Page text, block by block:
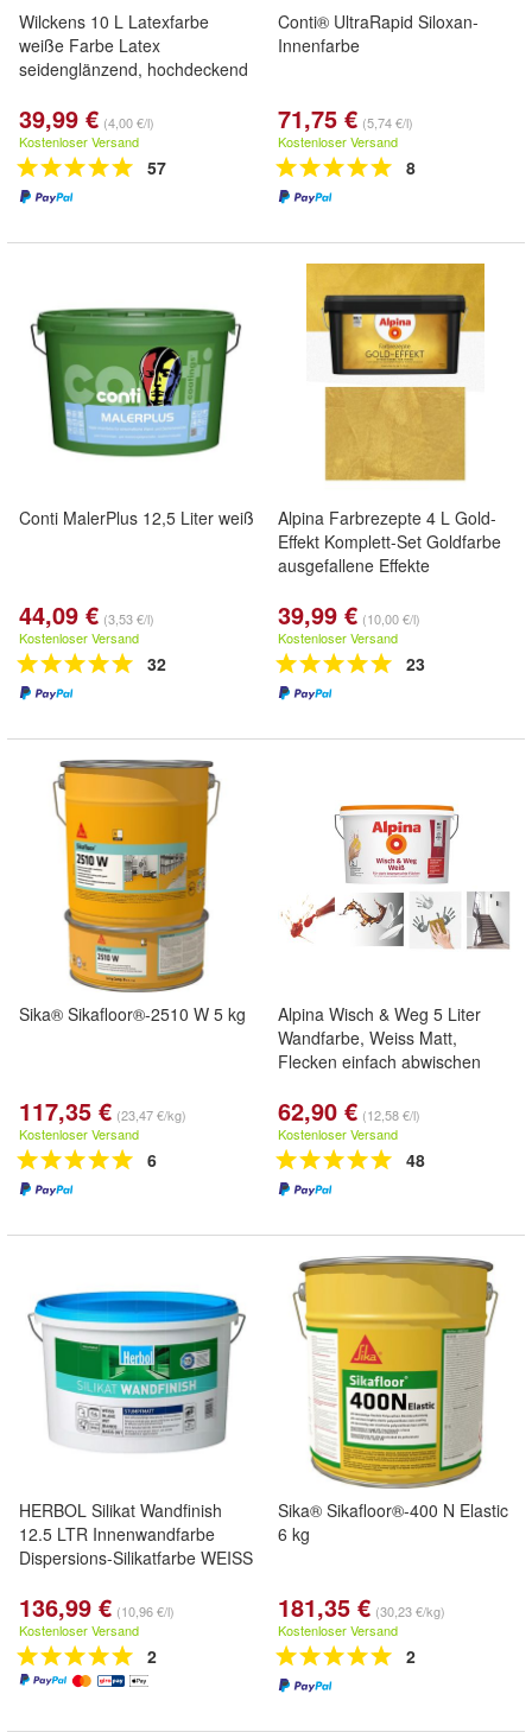
Wilckens 10 L Latexfarbe
weiße Farbe Latex
seidenglänzend, hochdeckend
39,99 € (4,00 €/l)
Kostenloser Versand
57
Conti® UltraRapid Siloxan-
Innenfarbe
71,75 € (5,74 €/l)
Kostenloser Versand
8
Conti MalerPlus 12,5 Liter weiß
44,09 € (3,53 €/l)
Kostenloser Versand
32
Alpina Farbrezepte 4 L Gold-
Effekt Komplett-Set Goldfarbe
ausgefallene Effekte
39,99 € (10,00 €/l)
Kostenloser Versand
23
Sika® Sikafloor®-2510 W 5 kg
117,35 € (23,47 €/kg)
Kostenloser Versand
6
Alpina Wisch & Weg 5 Liter
Wandfarbe, Weiss Matt,
Flecken einfach abwischen
62,90 € (12,58 €/l)
Kostenloser Versand
48
HERBOL Silikat Wandfinish
12.5 LTR Innenwandfarbe
Dispersions-Silikatfarbe WEISS
136,99 € (10,96 €/l)
Kostenloser Versand
2
Sika® Sikafloor®-400 N Elastic
6 kg
181,35 € (30,23 €/kg)
Kostenloser Versand
2